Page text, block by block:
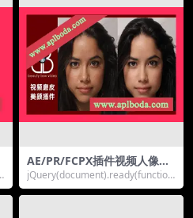
AE/PR/FCPX插件视频人像磨
皮润肤美颜Beauty Box 5.0.4
Mac支持M1
jQuery(document).ready(function
($){const...